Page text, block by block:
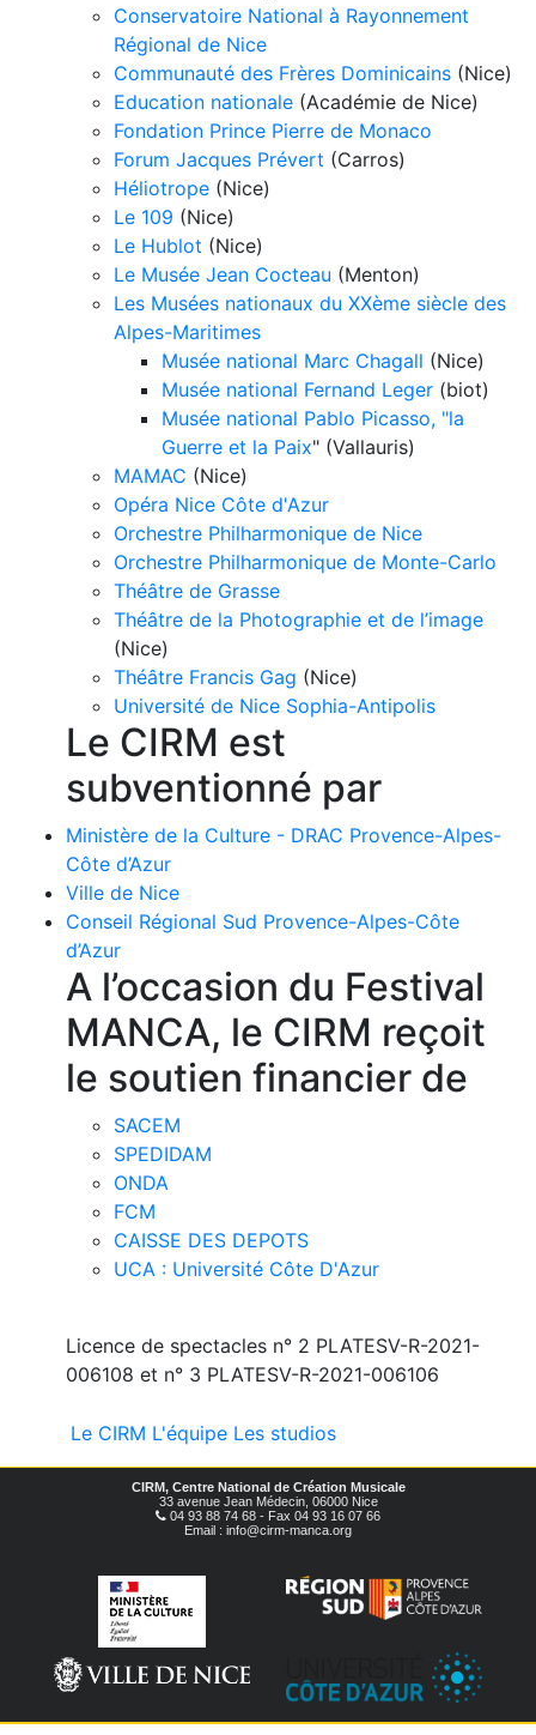
Conservatoire National à Rayonnement
Régional de Nice
Communauté des Frères Dominicains (Nice)
Education nationale (Académie de Nice)
Fondation Prince Pierre de Monaco
Forum Jacques Prévert (Carros)
Héliotrope (Nice)
Le 109 (Nice)
Le Hublot (Nice)
Le Musée Jean Cocteau (Menton)
Les Musées nationaux du XXème siècle des
Alpes-Maritimes
Musée national Marc Chagall (Nice)
Musée national Fernand Leger (biot)
Musée national Pablo Picasso, "la
Guerre et la Paix" (Vallauris)
MAMAC (Nice)
Opéra Nice Côte d'Azur
Orchestre Philharmonique de Nice
Orchestre Philharmonique de Monte-Carlo
Théâtre de Grasse
Théâtre de la Photographie et de l’image
(Nice)
Théâtre Francis Gag (Nice)
Université de Nice Sophia-Antipolis
Le CIRM est
subventionné par
Ministère de la Culture - DRAC Provence-Alpes-
Côte d’Azur
Ville de Nice
Conseil Régional Sud Provence-Alpes-Côte
d’Azur
A l’occasion du Festival
MANCA, le CIRM reçoit
le soutien financier de
SACEM
SPEDIDAM
ONDA
FCM
CAISSE DES DEPOTS
UCA : Université Côte D'Azur
Licence de spectacles n° 2 PLATESV-R-2021-
006108 et n° 3 PLATESV-R-2021-006106
Le CIRM L'équipe Les studios
CIRM, Centre National de Création Musicale
33 avenue Jean Médecin, 06000 Nice
04 93 88 74 68 - Fax 04 93 16 07 66
Email : info@cirm-manca.org